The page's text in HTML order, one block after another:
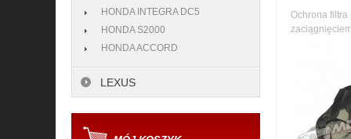
Ochrona filtra
HONDA INTEGRA DC5
HONDA S2000
HONDA ACCORD
LEXUS